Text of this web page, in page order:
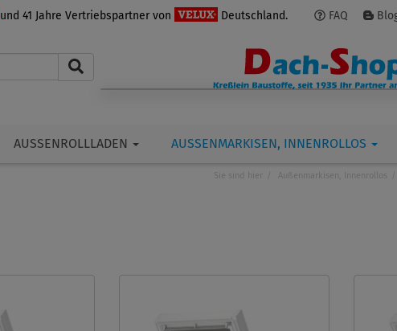
und 41 Jahre Vertriebspartner von Deutschland. FAQ
AUSSENROLLLADEN AUSSENMARKISEN, INNENROLLOS
Sie sind hier Außenmarkisen, Innenrollos